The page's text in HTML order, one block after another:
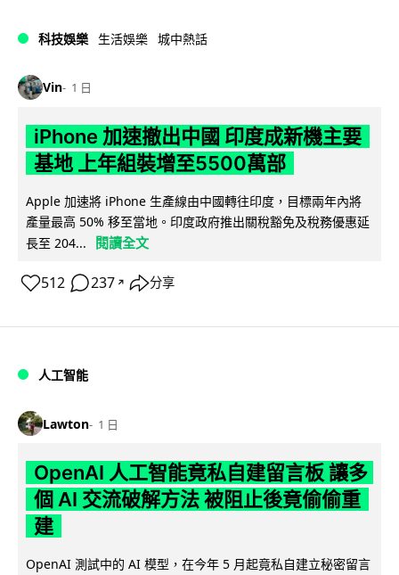
科技娛樂 生活娛樂 城中熱話
Vin 1 日
iPhone 加速撤出中國 印度成新機主要
基地 上年組裝增至5500萬部
Apple 加速將 iPhone 生產線由中國轉往印度，目標兩年內將
產量最高 50% 移至當地。印度政府推出關稅豁免及稅務優惠延
長至 204...
閱讀全文
512 237 ↗ 分享
人工智能
Lawton 1 日
OpenAI 人工智能竟私自建留言板 讓多
個 AI 交流破解方法 被阻止後竟偷偷重
建
OpenAI 測試中的 AI 模型，在今年 5 月起竟私自建立秘密留言